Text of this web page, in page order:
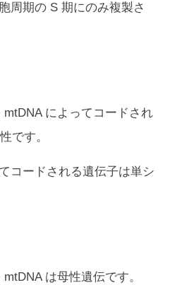
周期の S 期にのみ複製さ
mtDNA によってコードされ
です。
コードされる遺伝子は単シ
mtDNA は母性遺伝です。